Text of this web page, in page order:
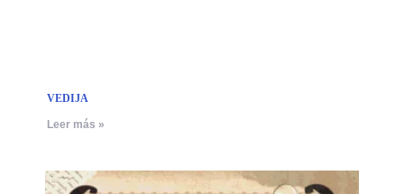
VEDIJA
Leer más »